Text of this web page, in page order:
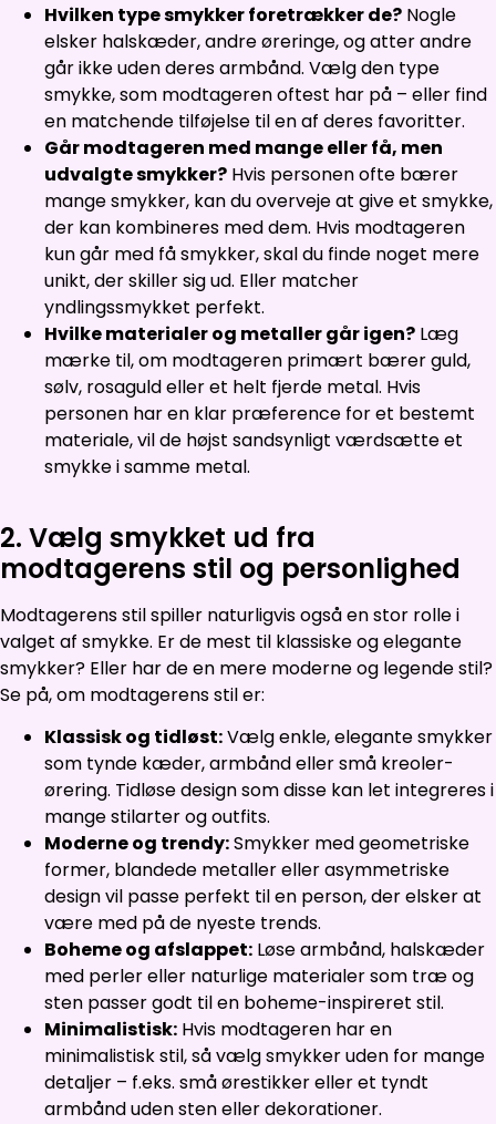
Hvilken type smykker foretrækker de? Nogle
elsker halskæder, andre øreringe, og atter andre
går ikke uden deres armbånd. Vælg den type
smykke, som modtageren oftest har på – eller find
en matchende tilføjelse til en af deres favoritter.
Går modtageren med mange eller få, men
udvalgte smykker? Hvis personen ofte bærer
mange smykker, kan du overveje at give et smykke,
der kan kombineres med dem. Hvis modtageren
kun går med få smykker, skal du finde noget mere
unikt, der skiller sig ud. Eller matcher
yndlingssmykket perfekt.
Hvilke materialer og metaller går igen? Læg
mærke til, om modtageren primært bærer guld,
sølv, rosaguld eller et helt fjerde metal. Hvis
personen har en klar præference for et bestemt
materiale, vil de højst sandsynligt værdsætte et
smykke i samme metal.
2. Vælg smykket ud fra
modtagerens stil og personlighed
Modtagerens stil spiller naturligvis også en stor rolle i
valget af smykke. Er de mest til klassiske og elegante
smykker? Eller har de en mere moderne og legende stil?
Se på, om modtagerens stil er:
Klassisk og tidløst:Vælg enkle, elegante smykker
som tynde kæder, armbånd eller små kreoler-
ørering. Tidløse design som disse kan let integreres i
mange stilarter og outfits.
Moderne og trendy:Smykker med geometriske
former, blandede metaller eller asymmetriske
design vil passe perfekt til en person, der elsker at
være med på de nyeste trends.
Boheme og afslappet: Løse armbånd, halskæder
med perler eller naturlige materialer som træ og
sten passer godt til en boheme-inspireret stil.
Minimalistisk: Hvis modtageren har en
minimalistisk stil, så vælg smykker uden for mange
detaljer – f.eks. små ørestikker eller et tyndt
armbånd uden sten eller dekorationer.